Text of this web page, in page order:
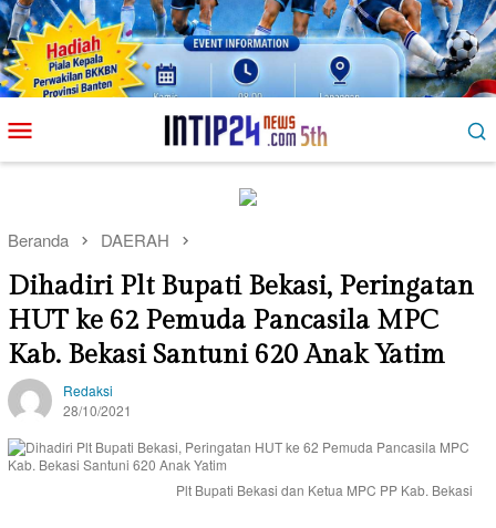
ke
kontenMobile
Beranda DAERAH
Dihadiri Plt Bupati Bekasi, Peringatan
HUT ke 62 Pemuda Pancasila MPC
Kab. Bekasi Santuni 620 Anak Yatim
Redaksi
28/10/2021
Plt Bupati Bekasi dan Ketua MPC PP Kab. Bekasi